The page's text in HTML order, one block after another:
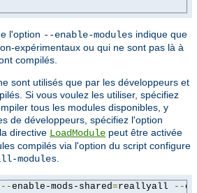
l'option --enable-modules indique que
expérimentaux ou qui ne sont pas là à
compilés.
sont utilisés que par les développeurs et
Si vous voulez les utiliser, spécifiez
tous les modules disponibles, y
de développeurs, spécifiez l'option
directive LoadModule peut être activée
compilés via l'option du script configure
modules.
--enable-mods-shared=reallyall --